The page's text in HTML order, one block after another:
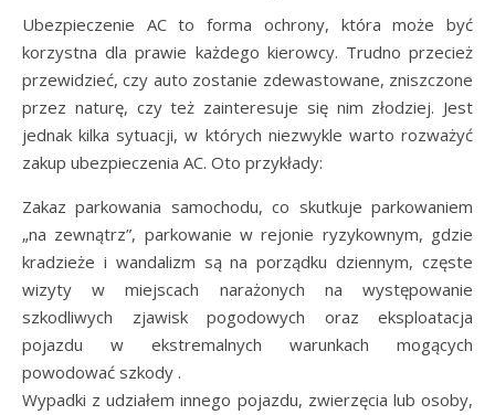
Ubezpieczenie AC to forma ochrony, która może być
korzystna dla prawie każdego kierowcy. Trudno przecież
przewidzieć, czy auto zostanie zdewastowane, zniszczone
przez naturę, czy też zainteresuje się nim złodziej. Jest
jednak kilka sytuacji, w których niezwykle warto rozważyć
zakup ubezpieczenia AC. Oto przykłady:
Zakaz parkowania samochodu, co skutkuje parkowaniem
„na zewnątrz”, parkowanie w rejonie ryzykownym, gdzie
kradzieże i wandalizm są na porządku dziennym, częste
wizyty w miejscach narażonych na występowanie
szkodliwych zjawisk pogodowych oraz eksploatacja
pojazdu w ekstremalnych warunkach mogących
powodować szkody .
Wypadki z udziałem innego pojazdu, zwierzęcia lub osoby,